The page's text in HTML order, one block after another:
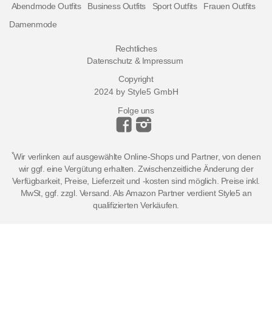
Abendmode Outfits
Business Outfits Sport Outfits
Frauen Outfits
Damenmode
Rechtliches
Datenschutz & Impressum
Copyright
2024 by Style5 GmbH
Folge uns
*Wir verlinken auf ausgewählte Online-Shops und Partner, von denen
wir ggf. eine Vergütung erhalten. Zwischenzeitliche Änderung der
Verfügbarkeit, Preise, Lieferzeit und -kosten sind möglich. Preise inkl.
MwSt, ggf. zzgl. Versand. Als Amazon Partner verdient Style5 an
qualifizierten Verkäufen.